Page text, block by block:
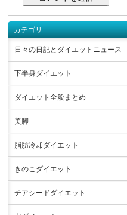
カテゴリ
日々の日記とダイエットニュース
下半身ダイエット
ダイエット全般まとめ
美脚
脂肪冷却ダイエット
きのこダイエット
チアシードダイエット